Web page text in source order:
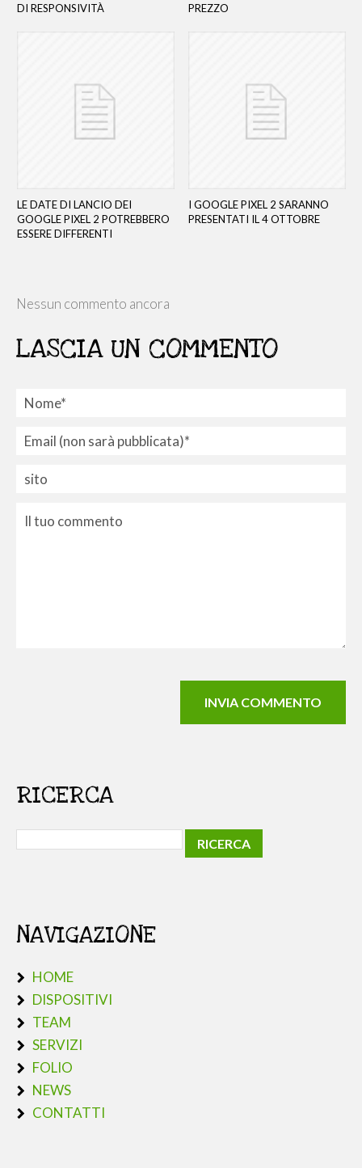
DI RESPONSIVITÀ
PREZZO
LE DATE DI LANCIO DEI
GOOGLE PIXEL 2 POTREBBERO
ESSERE DIFFERENTI
I GOOGLE PIXEL 2 SARANNO
PRESENTATI IL 4 OTTOBRE
Nessun commento ancora
LASCIA UN COMMENTO
RICERCA
NAVIGAZIONE
HOME
DISPOSITIVI
TEAM
SERVIZI
FOLIO
NEWS
CONTATTI